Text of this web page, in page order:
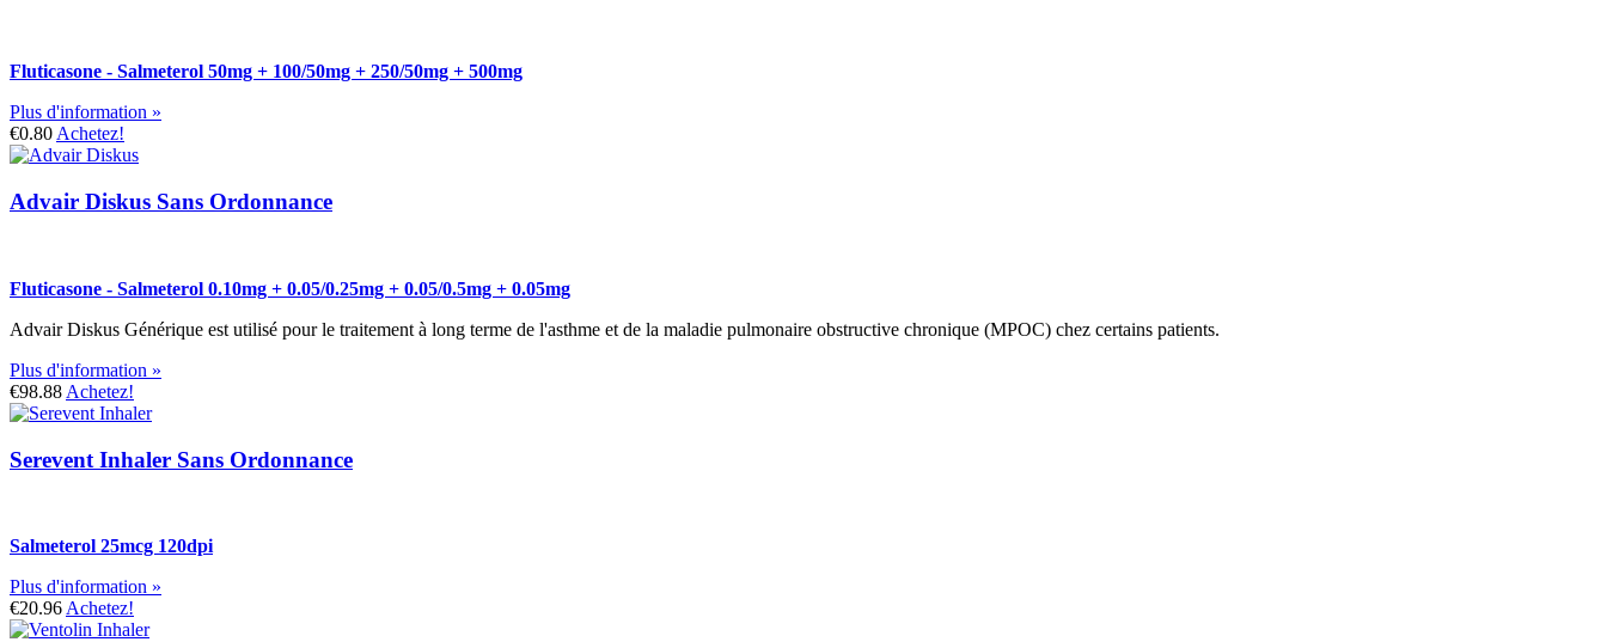
Fluticasone - Salmeterol 50mg + 100/50mg + 250/50mg + 500mg
Plus d'information »
€0.80Achetez!
Advair Diskus Sans Ordonnance
Fluticasone - Salmeterol 0.10mg + 0.05/0.25mg + 0.05/0.5mg + 0.05mg
Advair Diskus Générique est utilisé pour le traitement à long terme de l'asthme et de la maladie pulmonaire obstructive chronique (MPOC) chez certains patients.
Plus d'information »
€98.88 Achetez!
Serevent Inhaler Sans Ordonnance
Salmeterol 25mcg 120dpi
Plus d'information »
€20.96 Achetez!